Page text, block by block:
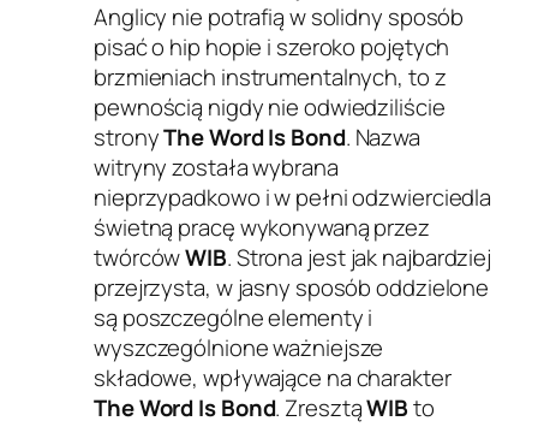
Anglicy nie potrafią w solidny sposób
pisać o hip hopie i szeroko pojętych
brzmieniach instrumentalnych, to z
pewnością nigdy nie odwiedziliście
stronyThe Word Is Bond. Nazwa
witryny została wybrana
nieprzypadkowo i w pełni odzwierciedla
świetną pracę wykonywaną przez
twórcówWIB. Strona jest jak najbardziej
przejrzysta, w jasny sposób oddzielone
są poszczególne elementy i
wyszczególnione ważniejsze
składowe, wpływające na charakter
The Word Is Bond. ZresztąWIBto